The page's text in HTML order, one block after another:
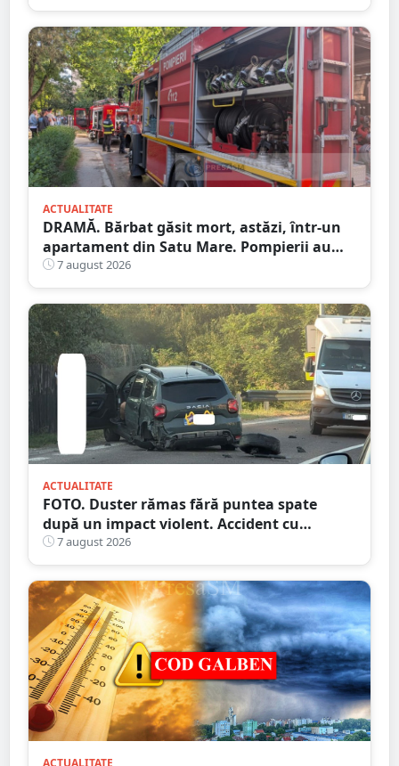
ACTUALITATE
DRAMĂ. Bărbat găsit mort, astăzi, într-un
apartament din Satu Mare. Pompierii au
spart ușa
7 august 2026
ACTUALITATE
FOTO. Duster rămas fără puntea spate
după un impact violent. Accident cu
implicarea unei mașini din Satu Mare
7 august 2026
ACTUALITATE